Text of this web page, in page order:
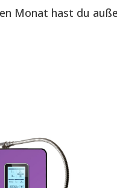
Monat hast du